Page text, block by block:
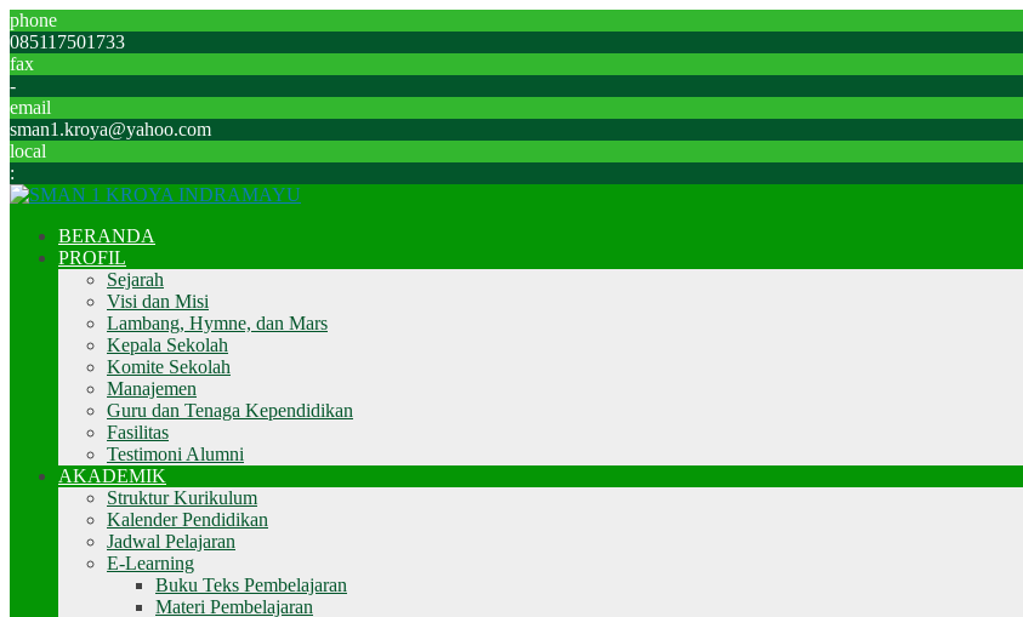
phone
085117501733
fax
-
email
sman1.kroya@yahoo.com
local
:
BERANDA
PROFIL
Sejarah
Visi dan Misi
Lambang, Hymne, dan Mars
Kepala Sekolah
Komite Sekolah
Manajemen
Guru dan Tenaga Kependidikan
Fasilitas
Testimoni Alumni
AKADEMIK
Struktur Kurikulum
Kalender Pendidikan
Jadwal Pelajaran
E-Learning
Buku Teks Pembelajaran
Materi Pembelajaran